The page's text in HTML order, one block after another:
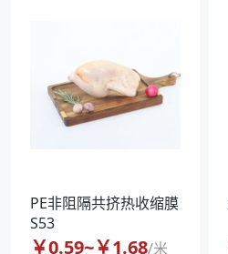
PE非阻隔共挤热收缩膜
S53
￥0.59~￥1.68/米